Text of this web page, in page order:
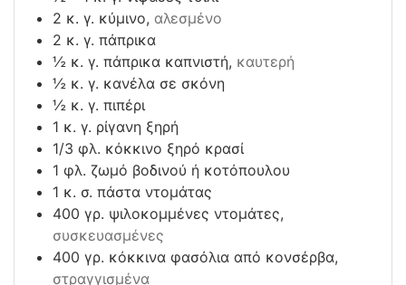
2 κ. γ. κύμινο, αλεσμένο
2 κ. γ. πάπρικα
½ κ. γ. πάπρικα καπνιστή, καυτερή
½ κ. γ. κανέλα σε σκόνη
½ κ. γ. πιπέρι
1 κ. γ. ρίγανη ξηρή
1/3 φλ. κόκκινο ξηρό κρασί
1 φλ. ζωμό βοδινού ή κοτόπουλου
1 κ. σ. πάστα ντομάτας
400 γρ. ψιλοκομμένες ντομάτες,
συσκευασμένες
400 γρ. κόκκινα φασόλια από κονσέρβα,
στραγγισμένα